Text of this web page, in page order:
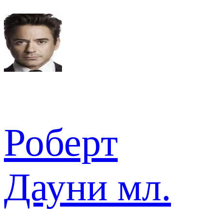
Роберт
Дауни мл.